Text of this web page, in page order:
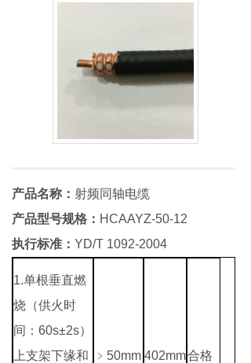
产品名称： 射频同轴电缆
产品型号规格： HCAAYZ-50-12
执行标准： YD/T 1092-2004
1.单根垂直燃
烧（供火时
间：60s±2s）
上支架下缘和
﹥50mm 402mm合格